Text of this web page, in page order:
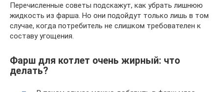
Перечисленные советы подскажут, как убрать лишнюю
жидкость из фарша. Но они подойдут только лишь в том
случае, когда потребитель не слишком требователен к
составу угощения.
Фарш для котлет очень жирный: что
делать?